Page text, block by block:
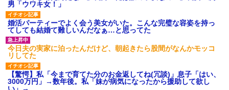
男「ウワキ女！」
婚活パーティーでよく会う美女がいた。こんな完璧な容姿を持っ
てしても結婚て難しいんだなぁ…と思ってた
今日夫の実家に泊ったんだけど、朝起きたら股間がなんかモッコ
リしてた
【驚愕】私「今まで育てた分のお金返してね(冗談)」息子「はい、
3000万円」→数年後。私「妹が病気になったから援助して欲し
い」→